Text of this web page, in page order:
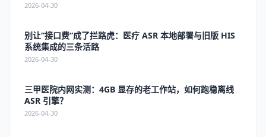
2026-04-30
别让“接口费”成了拦路虎：医疗 ASR 本地部署与旧版 HIS
系统集成的三条活路
2026-04-30
三甲医院内网实测：4GB 显存的老工作站，如何跑稳离线
ASR 引擎？
2026-04-30